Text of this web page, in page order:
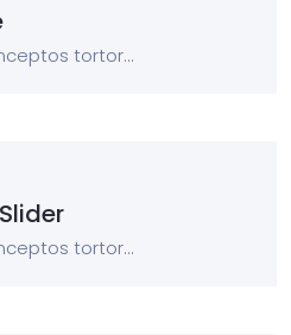
tortor...
tortor...